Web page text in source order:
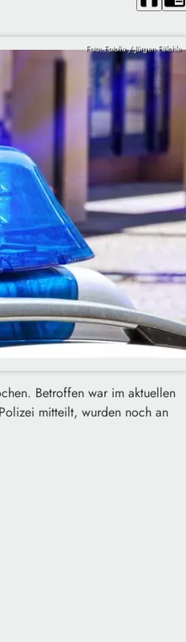
Foto: Fotolia / Jürgen Fälchle
Betroffen war im aktuellen
mitteilt, wurden noch an